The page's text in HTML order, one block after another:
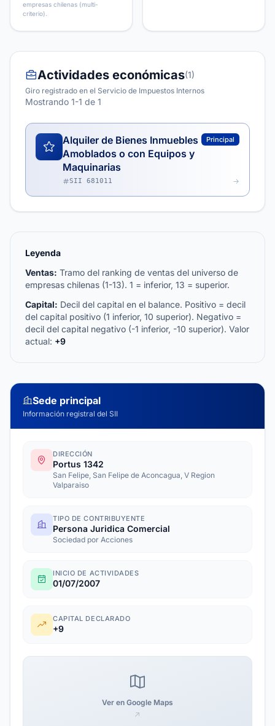
empresas chilenas (multi-
criterio).
Actividades económicas(1)
Giro registrado en el Servicio de Impuestos Internos
Mostrando 1-1 de 1
Alquiler de Bienes Inmuebles
Amoblados o con Equipos y
Maquinarias
Principal
SII 681011
Leyenda
Ventas: Tramo del ranking de ventas del universo de
empresas chilenas (1-13). 1 = inferior, 13 = superior.
Capital: Decil del capital en el balance. Positivo = decil
del capital positivo (1 inferior, 10 superior). Negativo =
decil del capital negativo (-1 inferior, -10 superior). Valor
actual: +9
Sede principal
Información registral del SII
DIRECCIÓN
Portus 1342
San Felipe, San Felipe de Aconcagua, V Region
Valparaiso
TIPO DE CONTRIBUYENTE
Persona Juridica Comercial
Sociedad por Acciones
INICIO DE ACTIVIDADES
01/07/2007
CAPITAL DECLARADO
+9
Ver en Google Maps